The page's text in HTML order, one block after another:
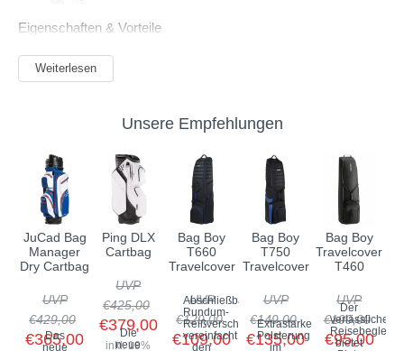
Eigenschaften & Vorteile
Großzügige Größe mit Netzseitentasche für zusätzliche
Organisation
Verstellbarer gepolsterter Tragegurt
Premium-Gummi-Patch-Logo
Abmessungen: 30 cm x 53 cm x 30 cm
Weiterlesen
Unsere Empfehlungen
JuCad Bag
Manager
Dry Cartbag
UVP
€429,00
€365,00
Das
neue
Ping DLX
Cartbag
UVP
€425,00
€379,00
inkl. 19%
Die
neue
Bag Boy
T660
Travelcover
UVP
€129,00
€109,00
Abschließbarer
Rundum-
Reißverschluss
vereinfacht
den
Bag Boy
T750
Travelcover
UVP
€149,00
€135,00
Extrastarke
Polsterung
im
Bag Boy
Travelcover
T460
UVP
€109,00
€95,00
Der
verlässliche
Reisebegleiter
bietet